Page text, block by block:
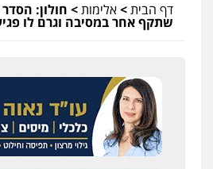
דף הבית>אלימות> חולון:
שתקף אחר במסיבה וגרם לו